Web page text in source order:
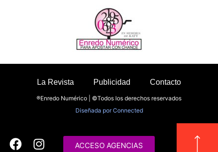
La Revista Publicidad Contacto
®Enredo Numérico | ©Todos los derechos reservados
Diseñada porConnected
ACCESO AGENCIAS